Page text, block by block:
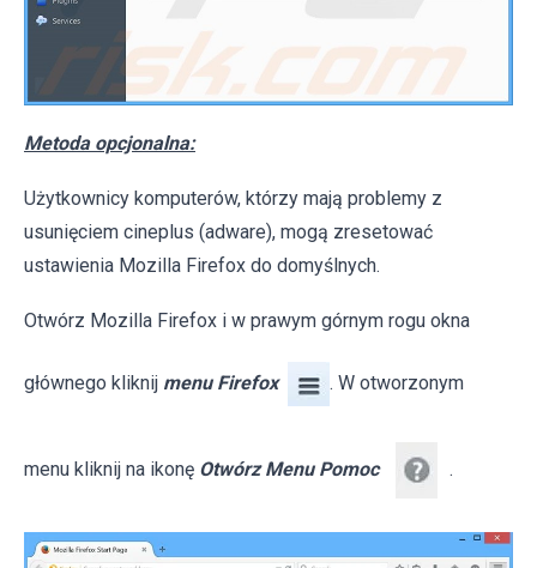
Metoda opcjonalna:
Użytkownicy komputerów, którzy mają problemy z
usunięciem cineplus (adware), mogą zresetować
ustawienia Mozilla Firefox do domyślnych.
Otwórz Mozilla Firefox i w prawym górnym rogu okna
głównego kliknij menu Firefox . W otworzonym
menu kliknij na ikonę Otwórz Menu Pomoc .